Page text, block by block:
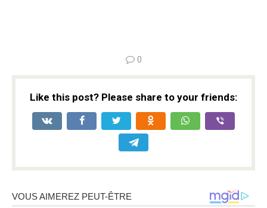
0
Like this post? Please share to your friends: